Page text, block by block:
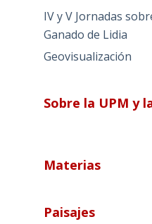
IV y V Jornadas
Ganado de Lidia
Geovisualización
Sobre la UPM y
Materias
Paisajes